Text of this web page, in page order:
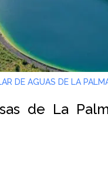
DE AGUAS DE LA
de La